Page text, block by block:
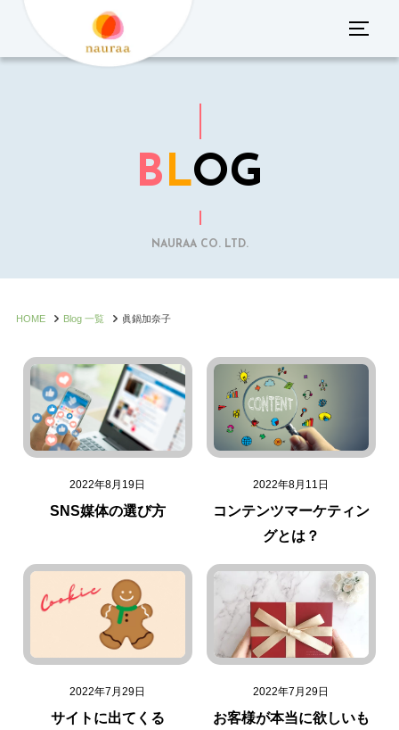
テ
BLOG
NAURAA CO. LTD.
HOME Blog 一覧 眞鍋加奈子
2022年8月19日
SNS媒体の選び方
2022年8月11日
コンテンツマーケティン
グとは？
2022年7月29日
サイトに出てくる
2022年7月29日
お客様が本当に欲しいも